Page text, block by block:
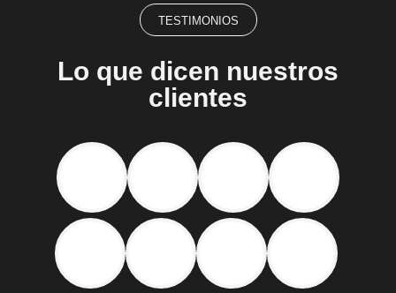
TESTIMONIOS
Lo que dicen nuestros
clientes